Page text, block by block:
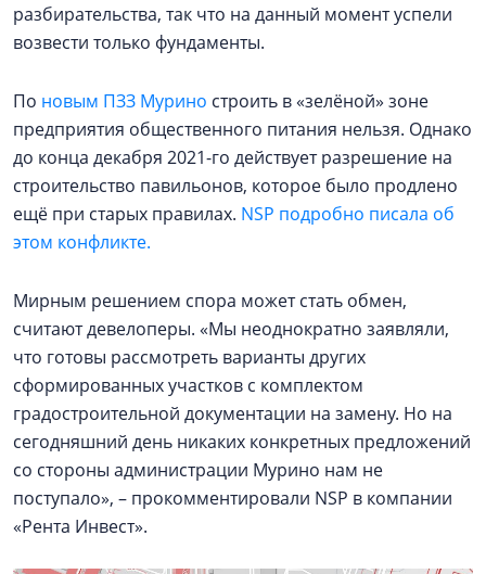
разбирательства, так что на данный момент успели
возвести только фундаменты.
По новым ПЗЗ Мурино строить в «зелёной» зоне
предприятия общественного питания нельзя. Однако
до конца декабря 2021-го действует разрешение на
строительство павильонов, которое было продлено
ещё при старых правилах. NSP подробно писала об
этом конфликте.
Мирным решением спора может стать обмен,
считают девелоперы. «Мы неоднократно заявляли,
что готовы рассмотреть варианты других
сформированных участков с комплектом
градостроительной документации на замену. Но на
сегодняшний день никаких конкретных предложений
со стороны администрации Мурино нам не
поступало», – прокомментировали NSP в компании
«Рента Инвест».